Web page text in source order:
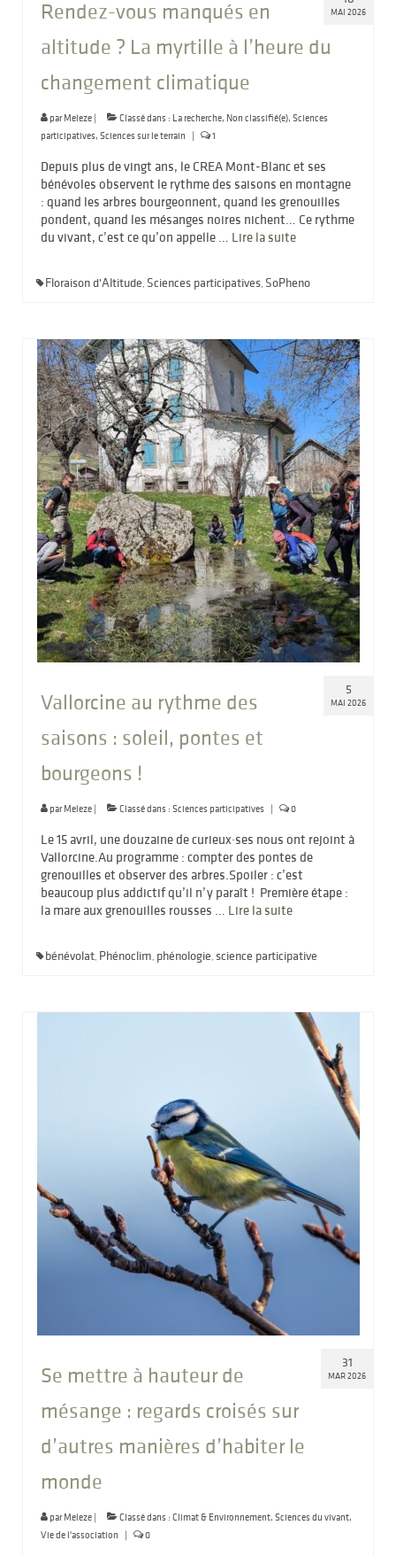
MAI 2026
Rendez-vous manqués en
altitude ? La myrtille à l’heure du
changement climatique
parMeleze | Classé dans : La recherche, Non classifié(e), Sciences
participatives, Sciences sur le terrain | 1
Depuis plus de vingt ans, le CREA Mont-Blanc et ses
bénévoles observent le rythme des saisons en montagne
: quand les arbres bourgeonnent, quand les grenouilles
pondent, quand les mésanges noires nichent… Ce rythme
du vivant, c’est ce qu’on appelle … Lire la suite­­
Floraison d'Altitude, Sciences participatives, SoPheno
5
MAI 2026
Vallorcine au rythme des
saisons : soleil, pontes et
bourgeons !
parMeleze | Classé dans : Sciences participatives | 0
Le 15 avril, une douzaine de curieux·ses nous ont rejoint à
Vallorcine.Au programme : compter des pontes de
grenouilles et observer des arbres.Spoiler : c’est
beaucoup plus addictif qu’il n’y paraît ! Première étape :
la mare aux grenouilles rousses … Lire la suite­­
bénévolat, Phénoclim, phénologie, science participative
31
MAR 2026
Se mettre à hauteur de
mésange : regards croisés sur
d’autres manières d’habiter le
monde
parMeleze | Classé dans : Climat & Environnement, Sciences du vivant,
Vie de l'association
| 0